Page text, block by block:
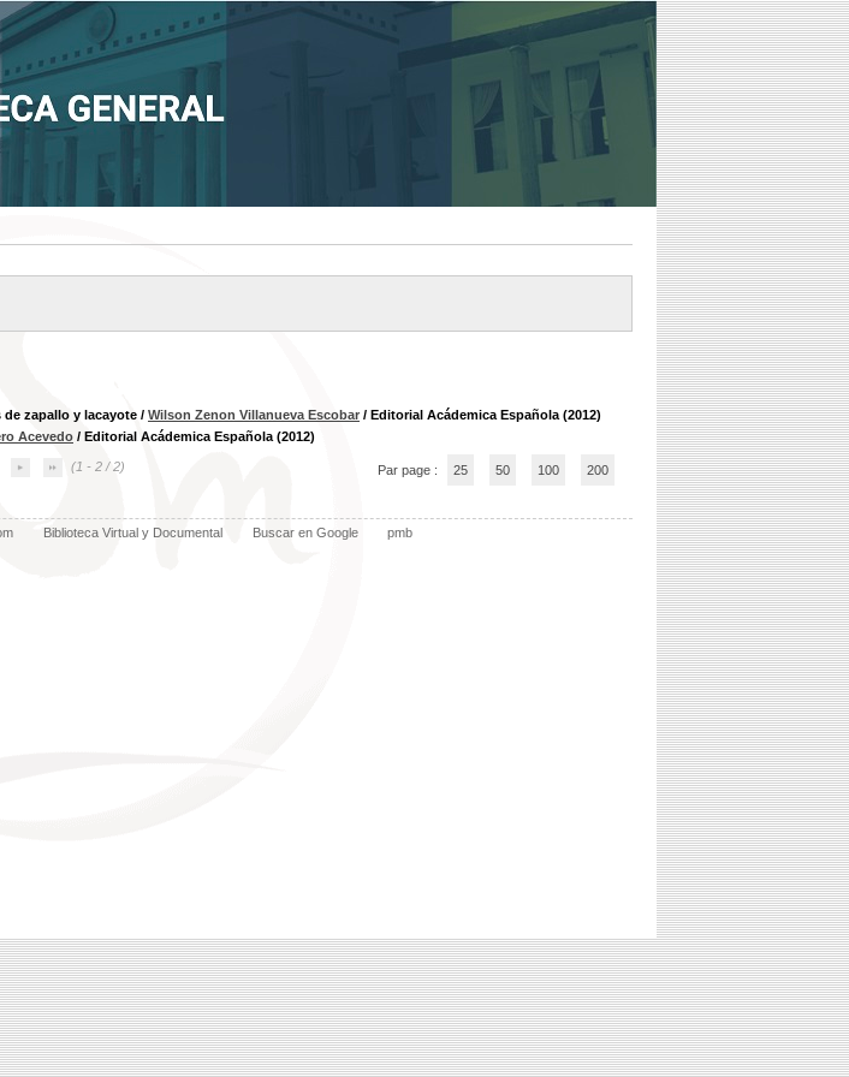
zapallo y lacayote / Wilson Zenon Villanueva Escobar / Editorial Acádemica Española (2012)
Acevedo / Editorial Acádemica Española (2012)
(1 - 2 / 2) Par page : 25 50 100 200
Biblioteca Virtual y Documental Buscar en Google pmb